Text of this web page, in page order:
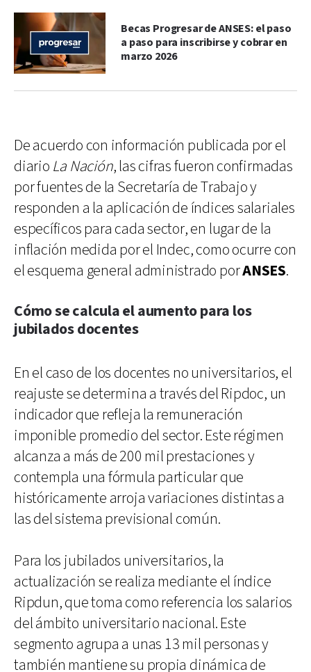
Becas Progresar de ANSES: el paso
a paso para inscribirse y cobrar en
marzo 2026
De acuerdo con información publicada por el
diario La Nación, las cifras fueron confirmadas
por fuentes de la Secretaría de Trabajo y
responden a la aplicación de índices salariales
específicos para cada sector, en lugar de la
inflación medida por el Indec, como ocurre con
el esquema general administrado porANSES.
Cómo se calcula el aumento para los
jubilados docentes
En el caso de los docentes no universitarios, el
reajuste se determina a través del Ripdoc, un
indicador que refleja la remuneración
imponible promedio del sector. Este régimen
alcanza a más de 200 mil prestaciones y
contempla una fórmula particular que
históricamente arroja variaciones distintas a
las del sistema previsional común.
Para los jubilados universitarios, la
actualización se realiza mediante el índice
Ripdun, que toma como referencia los salarios
del ámbito universitario nacional. Este
segmento agrupa a unas 13 mil personas y
también mantiene su propia dinámica de